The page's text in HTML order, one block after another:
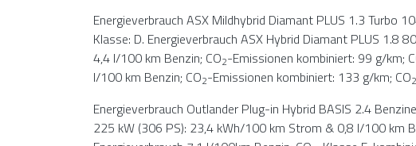
Energieverbrauch ASX Mildhybrid Diamant PLUS 1.3 Turbo
Klasse: D. Energieverbrauch ASX Hybrid Diamant PLUS
4,4 l/100 km Benzin; CO2-Emissionen kombiniert: 99 g/km;
l/100 km Benzin; CO2-Emissionen kombiniert: 133 g/km; CO2
Energieverbrauch Outlander Plug-in Hybrid BASIS 2.4
225 kW (306 PS): 23,4 kWh/100 km Strom & 0,8 l/100 km